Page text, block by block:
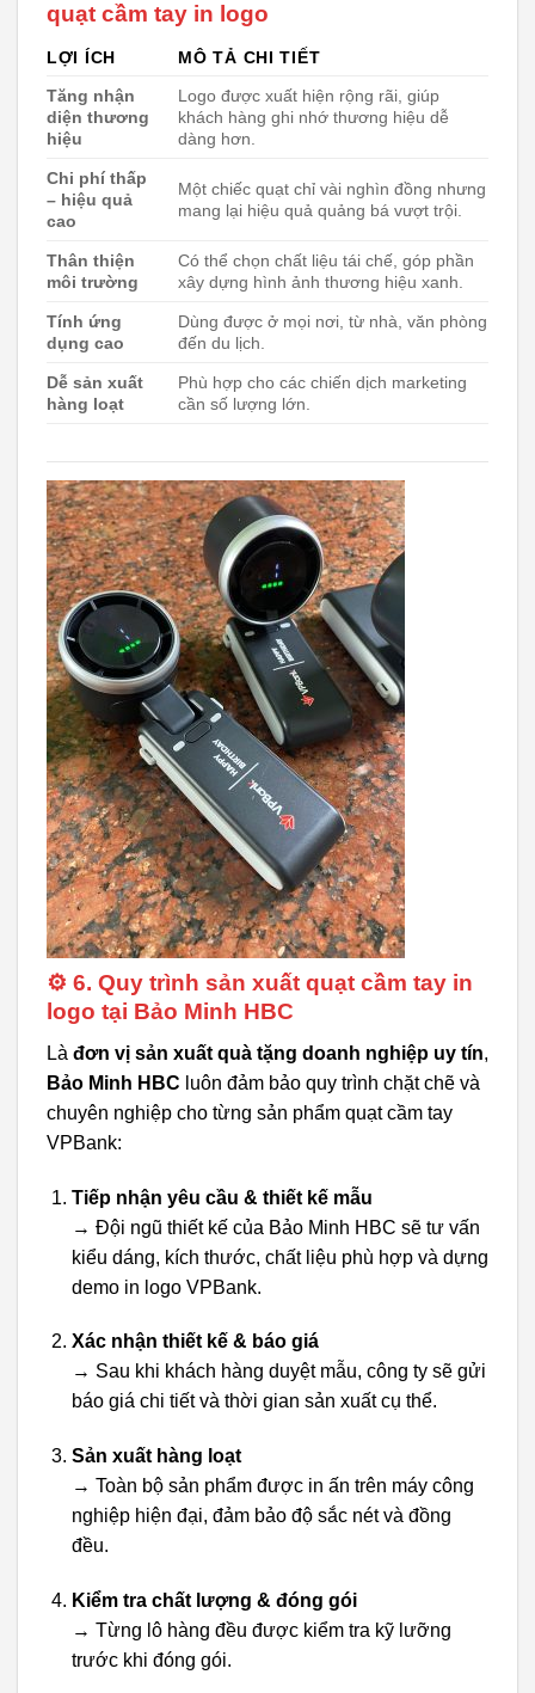
quạt cầm tay in logo
LỢI ÍCH
MÔ TẢ CHI TIẾT
Tăng nhận
diện thương
hiệu
Logo được xuất hiện rộng rãi, giúp
khách hàng ghi nhớ thương hiệu dễ
dàng hơn.
Chi phí thấp
– hiệu quả
cao
Một chiếc quạt chỉ vài nghìn đồng nhưng
mang lại hiệu quả quảng bá vượt trội.
Thân thiện
môi trường
Có thể chọn chất liệu tái chế, góp phần
xây dựng hình ảnh thương hiệu xanh.
Tính ứng
dụng cao
Dùng được ở mọi nơi, từ nhà, văn phòng
đến du lịch.
Dễ sản xuất
hàng loạt
Phù hợp cho các chiến dịch marketing
cần số lượng lớn.
⚙️ 6. Quy trình sản xuất quạt cầm tay in
logo tại Bảo Minh HBC
Là đơn vị sản xuất quà tặng doanh nghiệp uy tín,
Bảo Minh HBC luôn đảm bảo quy trình chặt chẽ và
chuyên nghiệp cho từng sản phẩm quạt cầm tay
VPBank:
Tiếp nhận yêu cầu & thiết kế mẫu
→ Đội ngũ thiết kế của Bảo Minh HBC sẽ tư vấn
kiểu dáng, kích thước, chất liệu phù hợp và dựng
demo in logo VPBank.
Xác nhận thiết kế & báo giá
→ Sau khi khách hàng duyệt mẫu, công ty sẽ gửi
báo giá chi tiết và thời gian sản xuất cụ thể.
Sản xuất hàng loạt
→ Toàn bộ sản phẩm được in ấn trên máy công
nghiệp hiện đại, đảm bảo độ sắc nét và đồng
đều.
Kiểm tra chất lượng & đóng gói
→ Từng lô hàng đều được kiểm tra kỹ lưỡng
trước khi đóng gói.